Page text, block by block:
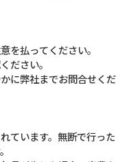
を払ってください。
ださい。
に弊社までお問合せくだ
ています。無断で行った